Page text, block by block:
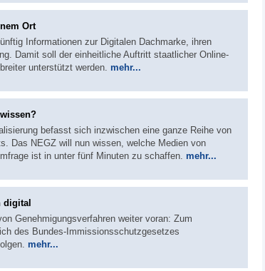
Ort
Informationen zur Digitalen Dachmarke, ihren
Damit soll der einheitliche Auftritt staatlicher Online-
unterstützt werden. mehr...
befasst sich inzwischen eine ganze Reihe von
Das NEGZ will nun wissen, welche Medien von
ist in unter fünf Minuten zu schaffen. mehr...
digital
Genehmigungsverfahren weiter voran: Zum
des Bundes-Immissionsschutzgesetzes
mehr...